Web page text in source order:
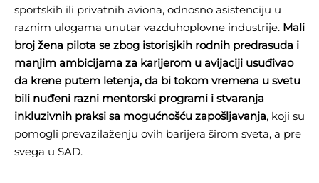
sportskih ili privatnih aviona, odnosno asistenciju u
raznim ulogama unutar vazduhoplovne industrije. Mali
broj žena pilota se zbog istorisjkih rodnih predrasuda i
manjim ambicijama za karijerom u avijaciji usuđivao
da krene putem letenja, da bi tokom vremena u svetu
bili nuđeni razni mentorski programi i stvaranja
inkluzivnih praksi sa mogućnošću zapošljavanja, koji su
pomogli prevazilaženju ovih barijera širom sveta, a pre
svega u SAD.